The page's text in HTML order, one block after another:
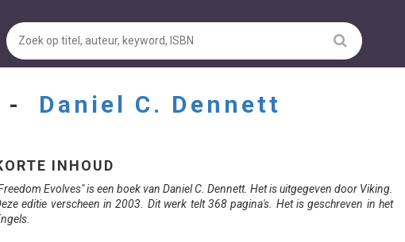
- Daniel C. Dennett
INHOUD
Evolves" is een boek van Daniel C. Dennett. Het is uitgegeven door Viking.
editie verscheen in 2003. Dit werk telt 368 pagina's. Het is geschreven in het